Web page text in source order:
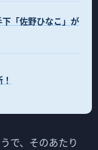
下「佐野ひなこ」が
で、そのあたり